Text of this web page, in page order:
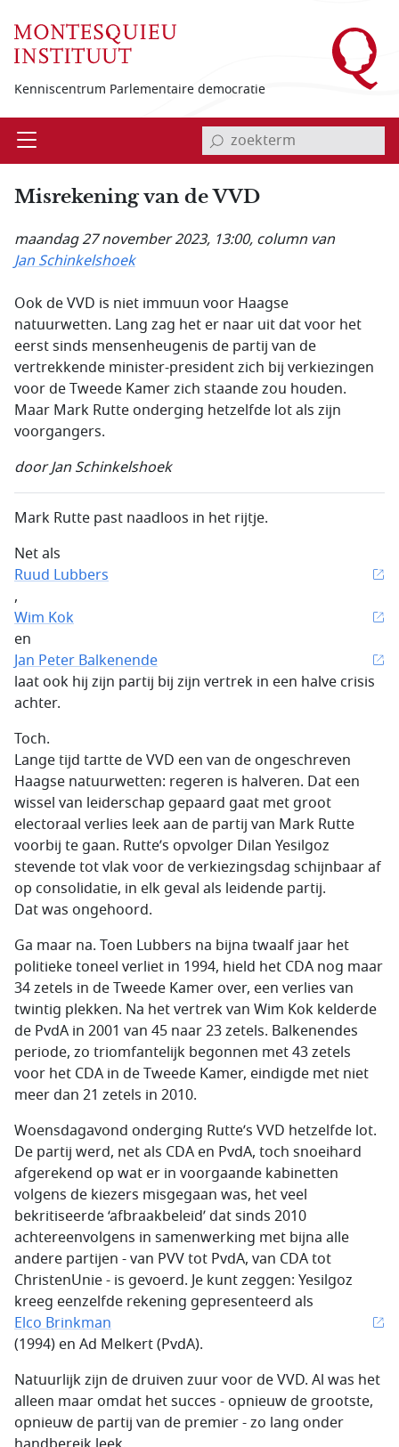
Kenniscentrum Parlementaire democratie
Open invoerveld zoekterm
Misrekening van de VVD
maandag 27 november 2023, 13:00, column van
Jan Schinkelshoek
Ook de VVD is niet immuun voor Haagse
natuurwetten. Lang zag het er naar uit dat voor het
eerst sinds mensenheugenis de partij van de
vertrekkende minister-president zich bij verkiezingen
voor de Tweede Kamer zich staande zou houden.
Maar Mark Rutte onderging hetzelfde lot als zijn
voorgangers.
door Jan Schinkelshoek
Mark Rutte past naadloos in het rijtje.
Net als
Ruud Lubbers
,
Wim Kok
en
Jan Peter Balkenende
laat ook hij zijn partij bij zijn vertrek in een halve crisis
achter.
Toch.
Lange tijd tartte de VVD een van de ongeschreven
Haagse natuurwetten: regeren is halveren. Dat een
wissel van leiderschap gepaard gaat met groot
electoraal verlies leek aan de partij van Mark Rutte
voorbij te gaan. Rutte’s opvolger Dilan Yesilgoz
stevende tot vlak voor de verkiezingsdag schijnbaar af
op consolidatie, in elk geval als leidende partij.
Dat was ongehoord.
Ga maar na. Toen Lubbers na bijna twaalf jaar het
politieke toneel verliet in 1994, hield het CDA nog maar
34 zetels in de Tweede Kamer over, een verlies van
twintig plekken. Na het vertrek van Wim Kok kelderde
de PvdA in 2001 van 45 naar 23 zetels. Balkenendes
periode, zo triomfantelijk begonnen met 43 zetels
voor het CDA in de Tweede Kamer, eindigde met niet
meer dan 21 zetels in 2010.
Woensdagavond onderging Rutte’s VVD hetzelfde lot.
De partij werd, net als CDA en PvdA, toch snoeihard
afgerekend op wat er in voorgaande kabinetten
volgens de kiezers misgegaan was, het veel
bekritiseerde ‘afbraakbeleid’ dat sinds 2010
achtereenvolgens in samenwerking met bijna alle
andere partijen - van PVV tot PvdA, van CDA tot
ChristenUnie - is gevoerd. Je kunt zeggen: Yesilgoz
kreeg eenzelfde rekening gepresenteerd als
Elco Brinkman
(1994) en Ad Melkert (PvdA).
Natuurlijk zijn de druiven zuur voor de VVD. Al was het
alleen maar omdat het succes - opnieuw de grootste,
opnieuw de partij van de premier - zo lang onder